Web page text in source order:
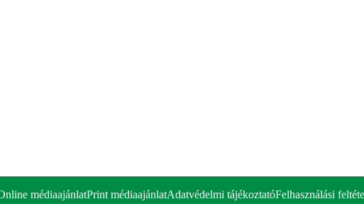
médiaajánlatPrint médiaajánlatAdatvédelmi tájékoztatóFelhasználási